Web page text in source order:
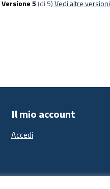
Versione 5 (di 5) vedi altre versioni
Il mio account
Accedi